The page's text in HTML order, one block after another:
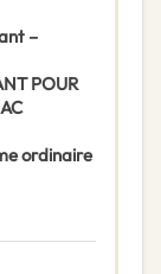
–
POUR
ordinaire